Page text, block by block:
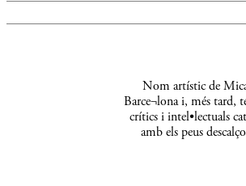
Nom artístic de
Barce¬lona i, més tard,
crítics i intel•lectuals
amb els peus